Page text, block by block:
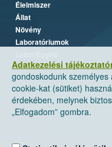
Adatkezelési
gondoskodunk
cookie-kat (sütiket)
érdekében, melynek
„Elfogadom” gombra.
Élelmiszer
Állat
Növény
Laboratóriumok